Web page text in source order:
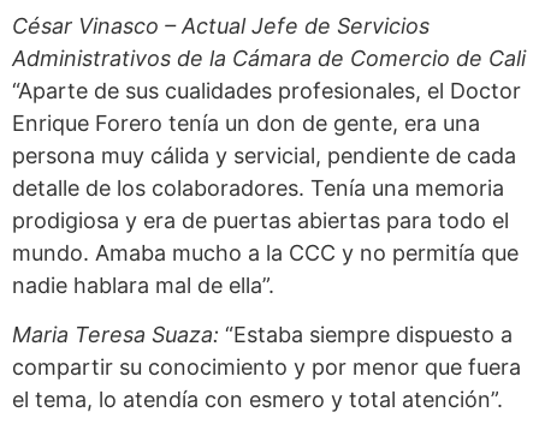
César Vinasco – Actual Jefe de Servicios
Administrativos de la Cámara de Comercio de Cali
“Aparte de sus cualidades profesionales, el Doctor
Enrique Forero tenía un don de gente, era una
persona muy cálida y servicial, pendiente de cada
detalle de los colaboradores. Tenía una memoria
prodigiosa y era de puertas abiertas para todo el
mundo. Amaba mucho a la CCC y no permitía que
nadie hablara mal de ella”.
Maria Teresa Suaza: “Estaba siempre dispuesto a
compartir su conocimiento y por menor que fuera
el tema, lo atendía con esmero y total atención”.